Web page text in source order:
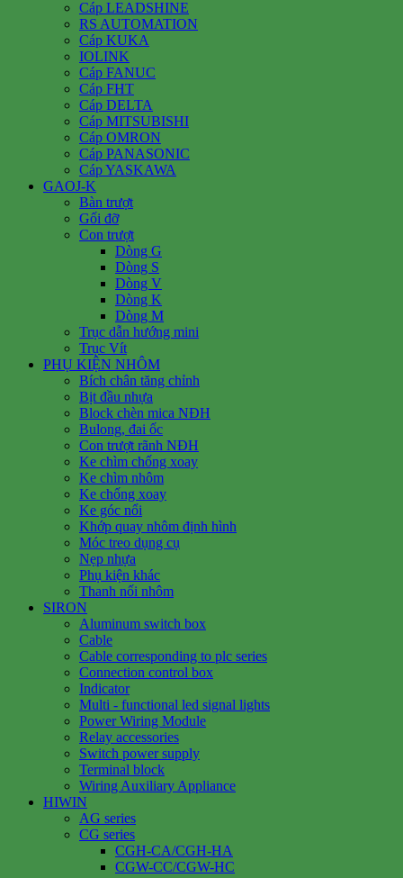
Cáp LEADSHINE
RS AUTOMATION
Cáp KUKA
IOLINK
Cáp FANUC
Cáp FHT
Cáp DELTA
Cáp MITSUBISHI
Cáp OMRON
Cáp PANASONIC
Cáp YASKAWA
GAOJ-K
Bàn trượt
Gối đỡ
Con trượt
Dòng G
Dòng S
Dòng V
Dòng K
Dòng M
Trục dẫn hướng mini
Trục Vít
PHỤ KIỆN NHÔM
Bích chân tăng chỉnh
Bịt đầu nhựa
Block chèn mica NĐH
Bulong, đai ốc
Con trượt rãnh NĐH
Ke chìm chống xoay
Ke chìm nhôm
Ke chống xoay
Ke góc nổi
Khớp quay nhôm định hình
Móc treo dụng cụ
Nẹp nhựa
Phụ kiện khác
Thanh nối nhôm
SIRON
Aluminum switch box
Cable
Cable corresponding to plc series
Connection control box
Indicator
Multi - functional led signal lights
Power Wiring Module
Relay accessories
Switch power supply
Terminal block
Wiring Auxiliary Appliance
HIWIN
AG series
CG series
CGH-CA/CGH-HA
CGW-CC/CGW-HC